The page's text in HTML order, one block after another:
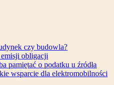
czy budowla?
obligacji
pamiętać o podatku u źródła
wsparcie dla elektromobilności